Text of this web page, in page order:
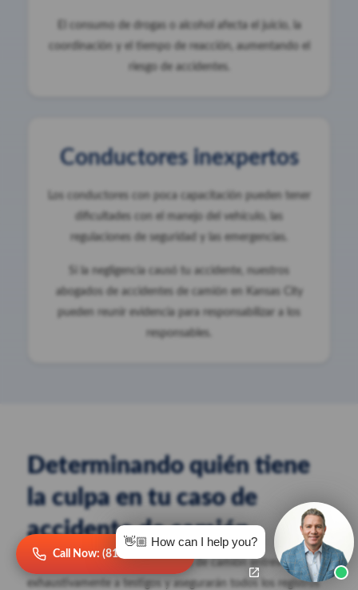
El consumo de drogas o alcohol afecta el juicio, la
coordinación y el tiempo de reacción, aumentando el
riesgo de accidentes.
Conductores inexpertos
Los conductores con poca capacitación pueden tener
dificultades con el manejo del vehículo, las
regulaciones de seguridad y las emergencias.
Si la negligencia causó tu accidente, nuestros
abogados de accidentes de camión en Kansas City
pueden reunir evidencia para responsabilizar a los
responsables.
Determinando quién tiene
la culpa en tu caso de
accidente de camión
Nuestros abogados de accidentes de camión entrevistarán
exhaustivamente a testigos y asegurarán todos los registros
Call Now: (816) 249-2101
👋🏼 How can I help you?